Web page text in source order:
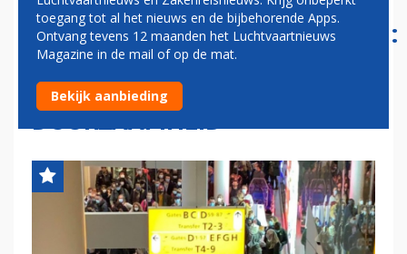
LANGETERMIJNVOORSPELLING:
LUCHTVAART GROEIT,
REGERINGEN TE LAKS QUA
DUURZAAMHEID
toegang tot al het nieuws en de bijbehorende Apps.
Ontvang tevens 12 maanden het Luchtvaartnieuws
Magazine in de mail of op de mat.
Bekijk aanbieding